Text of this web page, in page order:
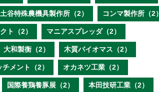
土谷特殊農機具製作所（2） コンマ製作所（2）
ト（2） マニアスプレッダ（2）
大和製衡（2） 木質バイオマス（2）
メント（2） オカネツ工業（2）
国際養鶏養豚展（2） 本田技研工業（2）